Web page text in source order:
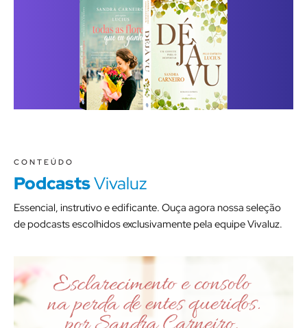
CONTEÚDO
PodcastsVivaluz
Essencial, instrutivo e edificante. Ouça agora nossa seleção
de podcasts escolhidos exclusivamente pela equipe Vivaluz.